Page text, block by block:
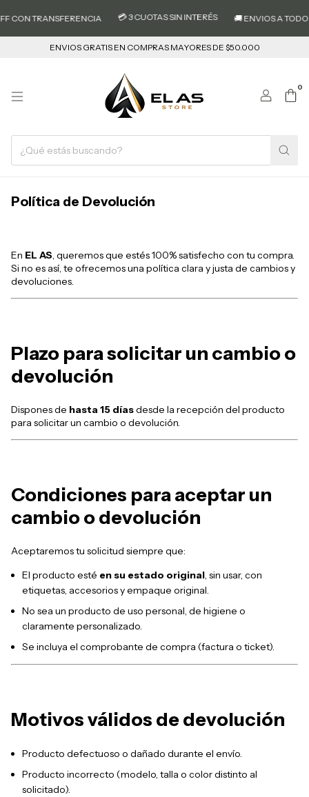
CON TRANSFERENCIA 💳 3 CUOTAS SIN INTERÉS 🚚 ENVIOS A TODO
ENVIOS GRATIS EN COMPRAS MAYORES DE $50.000
0
Política de Devolución
En EL AS, queremos que estés 100% satisfecho con tu compra.
Si no es así, te ofrecemos una política clara y justa de cambios y
devoluciones.
Plazo para solicitar un cambio o
devolución
Dispones de hasta 15 díasdesde la recepción del producto
para solicitar un cambio o devolución.
Condiciones para aceptar un
cambio o devolución
Aceptaremos tu solicitud siempre que:
El producto esté en su estado original, sin usar, con
etiquetas, accesorios y empaque original.
No sea un producto de uso personal, de higiene o
claramente personalizado.
Se incluya el comprobante de compra (factura o ticket).
Motivos válidos de devolución
Producto defectuoso o dañado durante el envío.
Producto incorrecto (modelo, talla o color distinto al
solicitado).